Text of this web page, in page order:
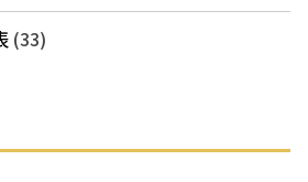
(33)